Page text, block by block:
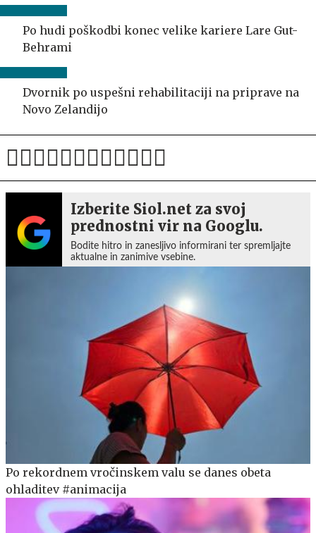
Po hudi poškodbi konec velike kariere Lare Gut-
Behrami
Dvornik po uspešni rehabilitaciji na priprave na
Novo Zelandijo
Izberite Siol.net za svoj
prednostni vir na Googlu.
Bodite hitro in zanesljivo informirani ter spremljajte
aktualne in zanimive vsebine.
Po rekordnem vročinskem valu se danes obeta
ohladitev #animacija